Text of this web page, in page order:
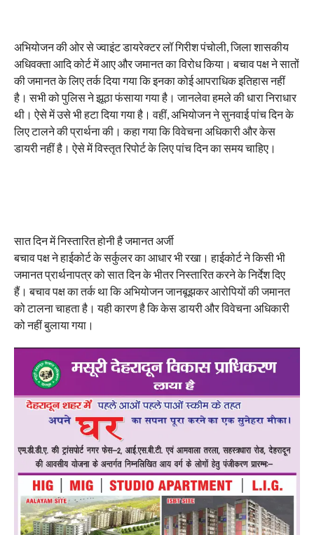
अभियोजन की ओर से ज्वाइंट डायरेक्टर लॉ गिरीश पंचोली, जिला शासकीय
अधिवक्ता आदि कोर्ट में आए और जमानत का विरोध किया। बचाव पक्ष ने सातों
की जमानत के लिए तर्क दिया गया कि इनका कोई आपराधिक इतिहास नहीं
है। सभी को पुलिस ने झूठा फंसाया गया है। जानलेवा हमले की धारा निराधार
थी। ऐसे में उसे भी हटा दिया गया है। वहीं, अभियोजन ने सुनवाई पांच दिन के
लिए टालने की प्रार्थना की। कहा गया कि विवेचना अधिकारी और केस
डायरी नहीं है। ऐसे में विस्तृत रिपोर्ट के लिए पांच दिन का समय चाहिए।
सात दिन में निस्तारित होनी है जमानत अर्जी
बचाव पक्ष ने हाईकोर्ट के सर्कुलर का आधार भी रखा। हाईकोर्ट ने किसी भी
जमानत प्रार्थनापत्र को सात दिन के भीतर निस्तारित करने के निर्देश दिए
हैं। बचाव पक्ष का तर्क था कि अभियोजन जानबूझकर आरोपियों की जमानत
को टालना चाहता है। यही कारण है कि केस डायरी और विवेचना अधिकारी
को नहीं बुलाया गया।